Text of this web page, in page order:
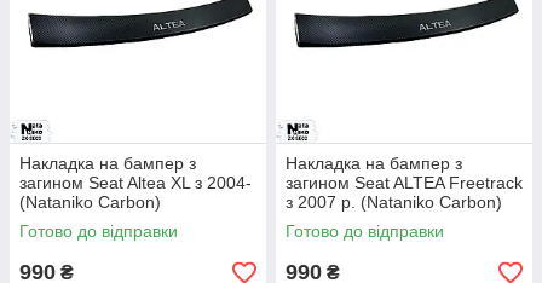
Накладка на бампер з
загином Seat Altea XL з 2004-
(Nataniko Carbon)
Готово до відправки
990 ₴
Накладка на бампер з
загином Seat ALTEA Freetrack
з 2007 р. (Nataniko Carbon)
Готово до відправки
990 ₴